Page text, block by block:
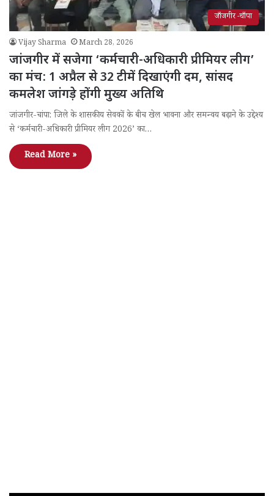
जाँजगीर -चाँपा
Vijay Sharma March 28, 2026
जांजगीर में सजेगा ‘कर्मचारी-अधिकारी प्रीमियर लीग’
का मंच: 1 अप्रैल से 32 टीमें दिखाएंगी दम, सांसद
कमलेश जांगड़े होंगी मुख्य अतिथि
जांजगीर-चांपा: जिले के शासकीय सेवकों के बीच खेल भावना और समन्वय बढ़ाने के उद्देश्य
से ‘कर्मचारी-अधिकारी प्रीमियर लीग 2026’ का…
Read More »